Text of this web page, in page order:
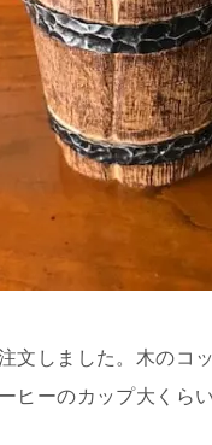
文しました。木のコ
ヒーのカップ大くら